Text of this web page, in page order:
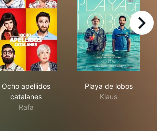
Ocho apellidos
catalanes
Rafa
Playa de lobos
Klaus
right